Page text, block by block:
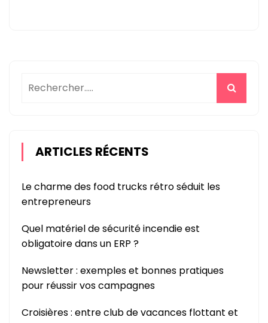
ARTICLES RÉCENTS
Le charme des food trucks rétro séduit les
entrepreneurs
Quel matériel de sécurité incendie est
obligatoire dans un ERP ?
Newsletter : exemples et bonnes pratiques
pour réussir vos campagnes
Croisières : entre club de vacances flottant et